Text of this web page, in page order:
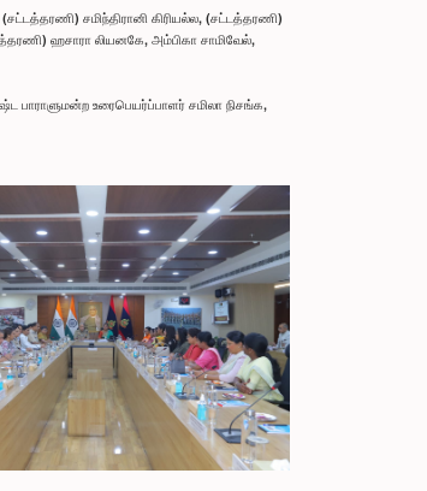
சமிந்திரானி கிரியல்ல, (சட்டத்தரணி)
ஹசாரா லியனகே, அம்பிகா சாமிவேல்,
பாராளுமன்ற உரைபெயர்ப்பாளர் சமிலா நிசங்க,